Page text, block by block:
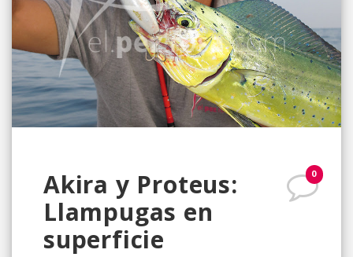
0
Akira y Proteus:
Llampugas en
superficie